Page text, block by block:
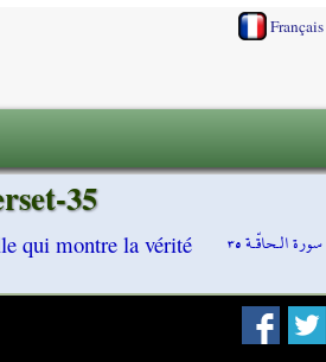
Français
سورة الـحاقّـة ٣٥
35
qui montre la vérité